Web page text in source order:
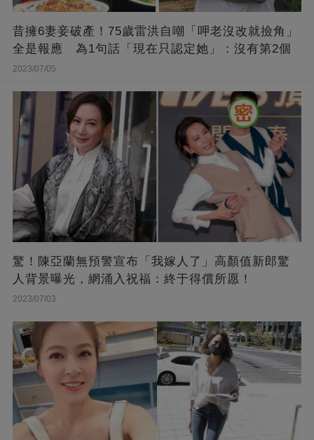
昔擁6妻妾破產！75歲雷洪自嘲「呷老沒改就撿角」
全是報應 為1句話「現在只認定她」：沒有第2個
2023/07/05
驚！陳亞蘭無預警宣布「我嫁人了」高顏值新郎驚
人背景曝光，網涌入祝福：終于得償所愿！
2023/07/03